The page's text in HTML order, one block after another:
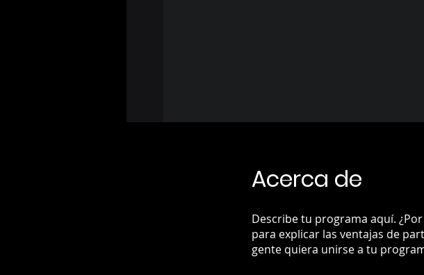
Acerca de
Describe tu programa aquí.
para explicar las ventajas de
gente quiera unirse a tu